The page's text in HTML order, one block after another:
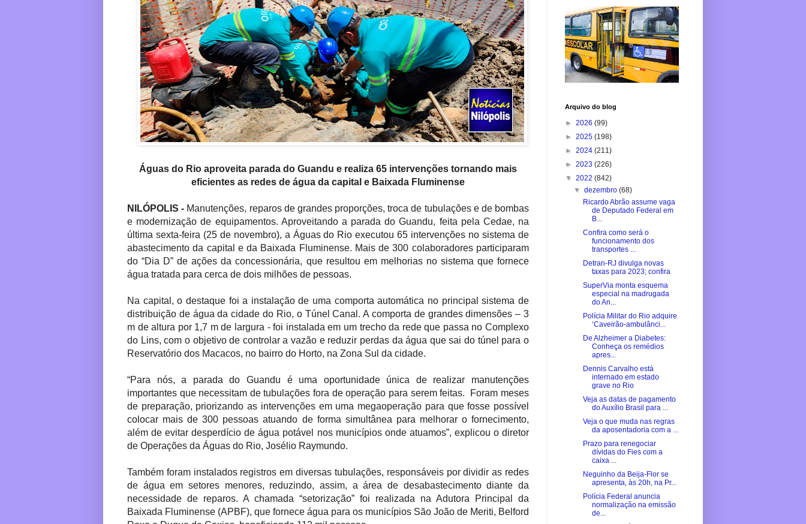
Águas do Rio aproveita parada do Guandu e realiza 65 intervenções tornando mais
eficientes as redes de água da capital e Baixada Fluminense
NILÓPOLIS - Manutenções, reparos de grandes proporções, troca de tubulações e de bombas
e modernização de equipamentos. Aproveitando a parada do Guandu, feita pela Cedae, na
última sexta-feira (25 de novembro), a Águas do Rio executou 65 intervenções no sistema de
abastecimento da capital e da Baixada Fluminense. Mais de 300 colaboradores participaram
do “Dia D” de ações da concessionária, que resultou em melhorias no sistema que fornece
água tratada para cerca de dois milhões de pessoas.
Na capital, o destaque foi a instalação de uma comporta automática no principal sistema de
distribuição de água da cidade do Rio, o Túnel Canal. A comporta de grandes dimensões – 3
m de altura por 1,7 m de largura - foi instalada em um trecho da rede que passa no Complexo
do Lins, com o objetivo de controlar a vazão e reduzir perdas da água que sai do túnel para o
Reservatório dos Macacos, no bairro do Horto, na Zona Sul da cidade.
“Para nós, a parada do Guandu é uma oportunidade única de realizar manutenções
importantes que necessitam de tubulações fora de operação para serem feitas. Foram meses
de preparação, priorizando as intervenções em uma megaoperação para que fosse possível
colocar mais de 300 pessoas atuando de forma simultânea para melhorar o fornecimento,
além de evitar desperdício de água potável nos municípios onde atuamos”, explicou o diretor
de Operações da Águas do Rio, Josélio Raymundo.
Também foram instalados registros em diversas tubulações, responsáveis por dividir as redes
de água em setores menores, reduzindo, assim, a área de desabastecimento diante da
necessidade de reparos. A chamada “setorização” foi realizada na Adutora Principal da
Baixada Fluminense (APBF), que fornece água para os municípios São João de Meriti, Belford
Arquivo do blog
► 2026 (99)
► 2025 (198)
► 2024 (211)
► 2023 (226)
▼ 2022 (842)
▼dezembro(68)
Ricardo Abrão assume vaga
de Deputado Federal em
B...
Confira como será o
funcionamento dos
transportes ...
Detran-RJ divulga novas
taxas para 2023; confira
SuperVia monta esquema
especial na madrugada
do An...
Polícia Militar do Rio adquire
‘Caveirão-ambulânci...
De Alzheimer a Diabetes:
Conheça os remédios
apres...
Dennis Carvalho está
internado em estado
grave no Rio
Veja as datas de pagamento
do Auxílio Brasil para ...
Veja o que muda nas regras
da aposentadoria com a ...
Prazo para renegociar
dívidas do Fies com a
caixa ...
Neguinho da Beija-Flor se
apresenta, às 20h, na Pr...
Polícia Federal anuncia
normalização na emissão
de...